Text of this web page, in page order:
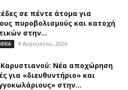
σε πέντε άτομα για
πυροβολισμούς και κατοχή
στην...
9 Αυγούστου, 2026
Νέα αποχώρηση
για «διευθυντήριο» και
στην...